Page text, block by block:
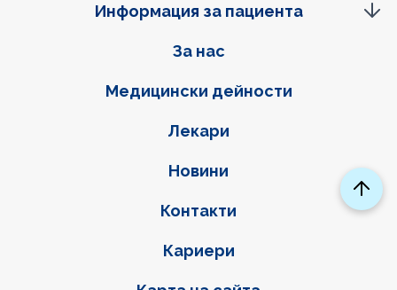
Фуутер навигация
За нас
Медицински дейности
Лекари
Новини
Контакти
Кариери
Информация за пациента